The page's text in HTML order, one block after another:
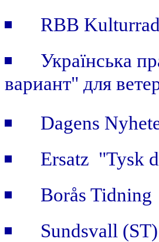
RBB
Українська
вариант" для
Dagens
Ersatz "Tysk
Borås
Sundsvall